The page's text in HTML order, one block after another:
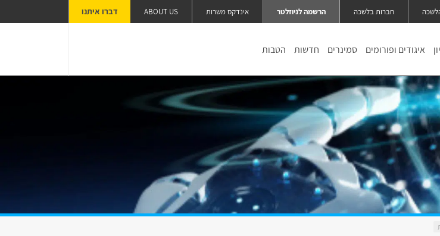
חברות בלשכה הרשמה לניוזלטר אינדקס משרות ABOUT US דברו איתנו
איגודים ופורומים סמינרים חדשות הטבות